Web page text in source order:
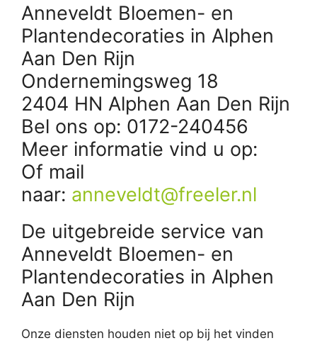
Anneveldt Bloemen- en
Plantendecoraties in Alphen
Aan Den Rijn
Ondernemingsweg 18
2404 HN Alphen Aan Den Rijn
Bel ons op: 0172-240456
Meer informatie vind u op:
Of mail
naar: anneveldt@freeler.nl
De uitgebreide service van
Anneveldt Bloemen- en
Plantendecoraties in Alphen
Aan Den Rijn
Onze diensten houden niet op bij het vinden